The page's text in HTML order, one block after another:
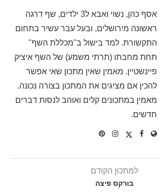
אסף כהן, נשוי ואבא ל3 ילדים, שף דרגה
ראשונה מירושלים, ובעל עבר עשיר בתחום
התקשורת. למד בישול ב"מכללת השף"
תחת מחבתו (תרתי משמע) של השף איציק
פיינשטיין. מאמין שאין מתכון שאי אפשר
להכין אם מציגים את המתכון בצורה נכונה.
מאמין במתכונים קלים ואוהב לנסות דברים
חדשים.
למתכון הקודם
בורקס פיצה